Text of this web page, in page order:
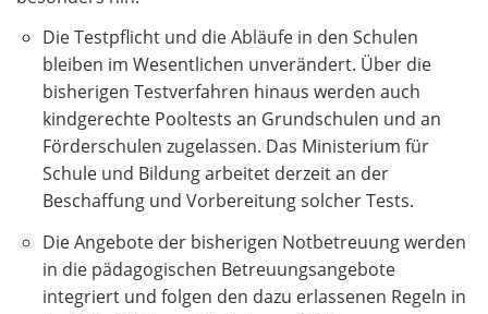
Die Testpflicht und die Abläufe in den Schulen
bleiben im Wesentlichen unverändert. Über die
bisherigen Testverfahren hinaus werden auch
kindgerechte Pooltests an Grundschulen und an
Förderschulen zugelassen. Das Ministerium für
Schule und Bildung arbeitet derzeit an der
Beschaffung und Vorbereitung solcher Tests.
Die Angebote der bisherigen Notbetreuung werden
in die pädagogischen Betreuungsangebote
integriert und folgen den dazu erlassenen Regeln in